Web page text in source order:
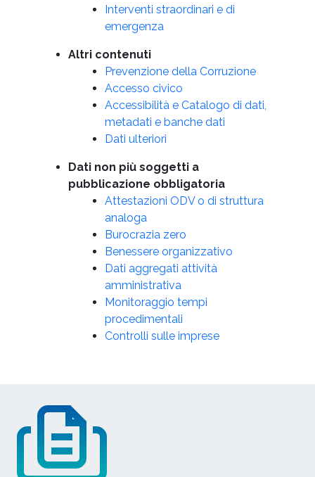
Interventi straordinari e di
emergenza
Altri contenuti
Prevenzione della Corruzione
Accesso civico
Accessibilità e Catalogo di dati,
metadati e banche dati
Dati ulteriori
Dati non più soggetti a
pubblicazione obbligatoria
Attestazioni ODV o di struttura
analoga
Burocrazia zero
Benessere organizzativo
Dati aggregati attività
amministrativa
Monitoraggio tempi
procedimentali
Controlli sulle imprese